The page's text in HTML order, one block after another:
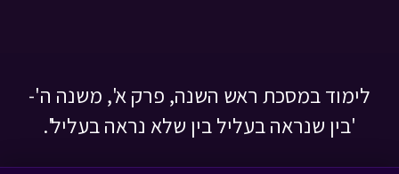
לימוד במסכת ראש השנה, פרק א', משנה ה'-
'בין שנראה בעליל בין שלא נראה בעליל'.